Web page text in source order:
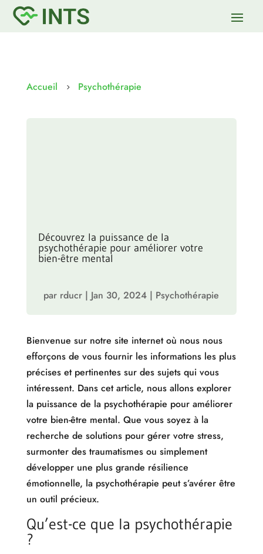
Accueil 5 Psychothérapie
Découvrez la puissance de la
psychothérapie pour améliorer votre
bien-être mental
par rducr | Jan 30, 2024 | Psychothérapie
Bienvenue sur notre site internet où nous nous
efforçons de vous fournir les informations les plus
précises et pertinentes sur des sujets qui vous
intéressent. Dans cet article, nous allons explorer
la puissance de la psychothérapie pour améliorer
votre bien-être mental. Que vous soyez à la
recherche de solutions pour gérer votre stress,
surmonter des traumatismes ou simplement
développer une plus grande résilience
émotionnelle, la psychothérapie peut s’avérer être
un outil précieux.
Qu’est-ce que la psychothérapie
?